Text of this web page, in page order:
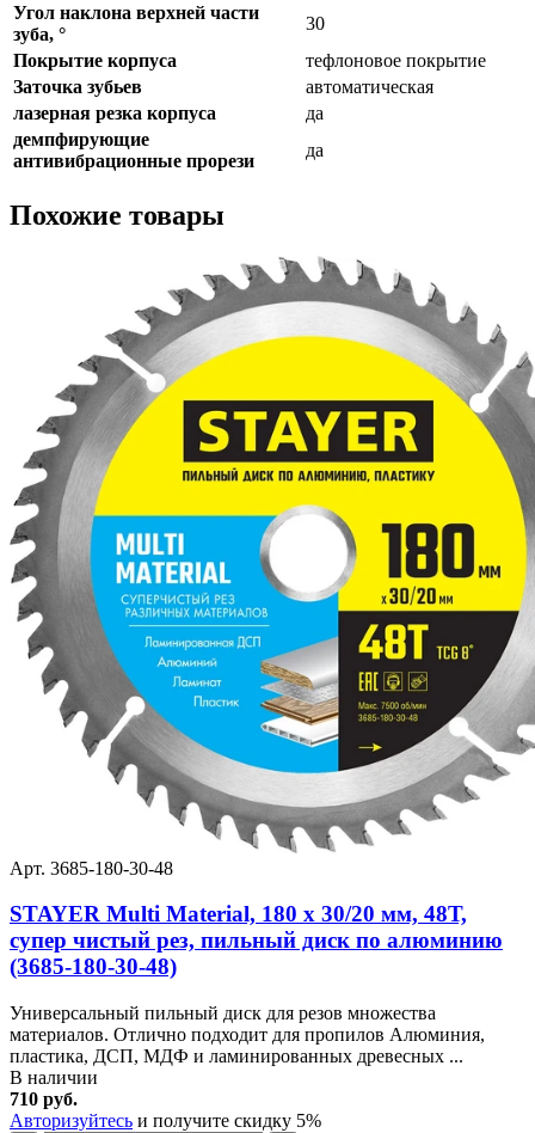
Угол наклона верхней части
зуба, °
30
Покрытие корпуса
тефлоновое покрытие
Заточка зубьев
автоматическая
лазерная резка корпуса
да
демпфирующие
антивибрационные прорези
да
Похожие товары
Арт. 3685-180-30-48
STAYER Multi Material, 180 x 30/20 мм, 48Т,
супер чистый рез, пильный диск по алюминию
(3685-180-30-48)
Универсальный пильный диск для резов множества
материалов. Отлично подходит для пропилов Алюминия,
пластика, ДСП, МДФ и ламинированных древесных ...
В наличии
710 руб.
Авторизуйтесь и получите скидку 5%